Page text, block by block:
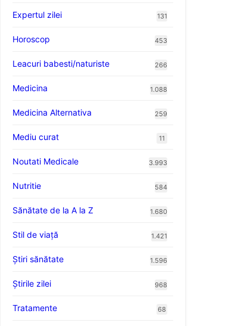
Expertul zilei 131
Horoscop 453
Leacuri babesti/naturiste 266
Medicina 1.088
Medicina Alternativa 259
Mediu curat 11
Noutati Medicale 3.993
Nutritie 584
Sănătate de la A la Z 1.680
Stil de viaţă 1.421
Ştiri sănătate 1.596
Știrile zilei 968
Tratamente 68